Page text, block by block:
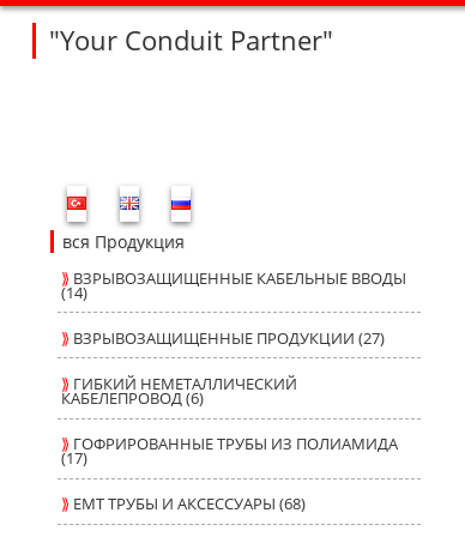
"Your Conduit Partner"
вся Продукция
⟫ ВЗРЫВОЗАЩИЩЕННЫЕ КАБЕЛЬНЫЕ ВВОДЫ
(14)
⟫ ВЗРЫВОЗАЩИЩЕННЫЕ ПРОДУКЦИИ (27)
⟫ ГИБКИЙ НЕМЕТАЛЛИЧЕСКИЙ
КАБЕЛЕПРОВОД (6)
⟫ ГОФРИРОВАННЫЕ ТРУБЫ ИЗ ПОЛИАМИДА
(17)
⟫ ЕМТ ТРУБЫ И АКСЕССУАРЫ (68)